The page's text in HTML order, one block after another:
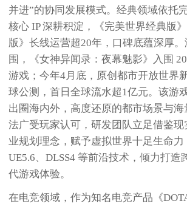
并进”的协同发展模式。经典领域依托
核心 IP 深耕积淀，《完美世界经典版
版》长线运营超20年，口碑底蕴深厚
围，《女神异闻录：夜幕魅影》入围
游戏；今年4月底，原创都市开放世界
球公测，首日全球流水超1亿元。该游
出圈海内外，高度还原的都市场景与
法广受玩家认可，研发团队立足借鉴
业规划理念，赋予虚拟世界十足生命力
UE5.6、DLSS4 等前沿技术，倾力打造
代游戏体验。
在电竞领域，作为知名电竞产品《